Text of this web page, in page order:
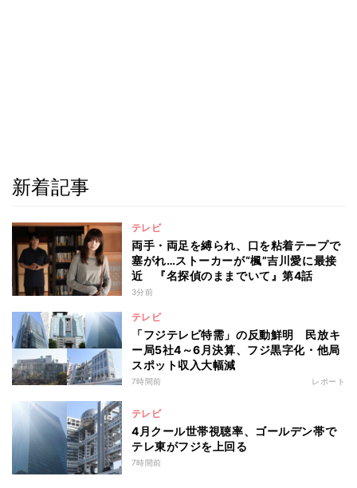
新着記事
テレビ
両手・両足を縛られ、口を粘着テープで
塞がれ…ストーカーが“楓”吉川愛に最接
近 『名探偵のままでいて』第4話
3分前
テレビ
「フジテレビ特需」の反動鮮明 民放キ
ー局5社4～6月決算、フジ黒字化・他局
スポット収入大幅減
7時間前 レポート
テレビ
4月クール世帯視聴率、ゴールデン帯で
テレ東がフジを上回る
7時間前